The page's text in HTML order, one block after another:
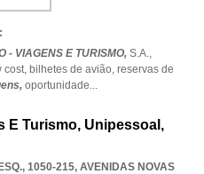
- VIAGENS E TURISMO, S.A.,
cost, bilhetes de avião, reservas de
oportunidade...
E Turismo, Unipessoal,
1050-215, AVENIDAS NOVAS